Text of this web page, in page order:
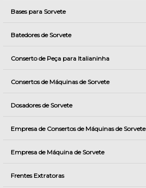
Bases para Sorvete
Batedores de Sorvete
Conserto de Peça para Italianinha
Consertos de Máquinas de Sorvete
Dosadores de Sorvete
Empresa de Consertos de Máquinas de Sorvete
Empresa de Máquina de Sorvete
Frentes Extratoras